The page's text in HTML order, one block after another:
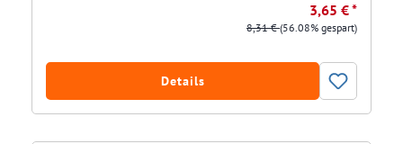
3,65 € *
8,31 €(56.08% gespart)
Details